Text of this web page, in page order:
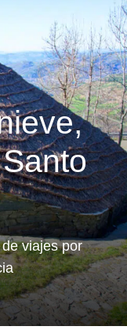
viajes por